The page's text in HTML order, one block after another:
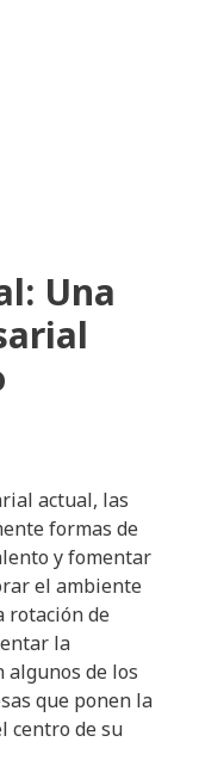
Una
actual, las
formas de
y fomentar
el ambiente
rotación de
la
algunos de los
que ponen la
centro de su